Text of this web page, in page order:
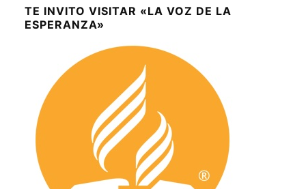
TE INVITO VISITAR «LA VOZ DE LA
ESPERANZA»